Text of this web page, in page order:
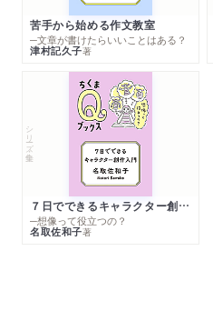
苦手から始める作文教室
─文章が書けたらいいことはある？
津村記久子著
シリーズ・全集
７日でできるキャラクター創作入門
─想像って役立つの？
名取佐和子著